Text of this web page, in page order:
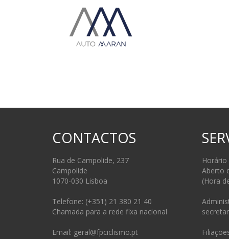
CONTACTOS
Rua de Campolide, 237
Campolide
1070-030 Lisboa
Telefone: (+351) 21 380 21 40
Chamada para a rede fixa nacional
Email: geral@fpciclismo.pt
Aberto
(Hora